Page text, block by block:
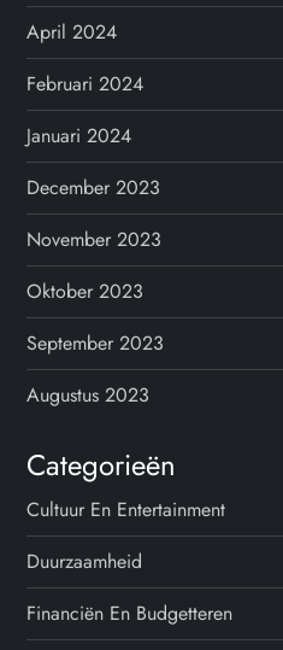
April 2024
Februari 2024
Januari 2024
December 2023
November 2023
Oktober 2023
September 2023
Augustus 2023
Categorieën
Cultuur En Entertainment
Duurzaamheid
Financiën En Budgetteren